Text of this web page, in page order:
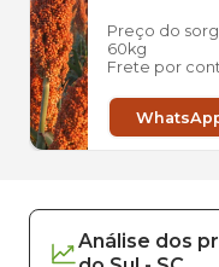
Preço do
60kg
Frete por
Análise dos